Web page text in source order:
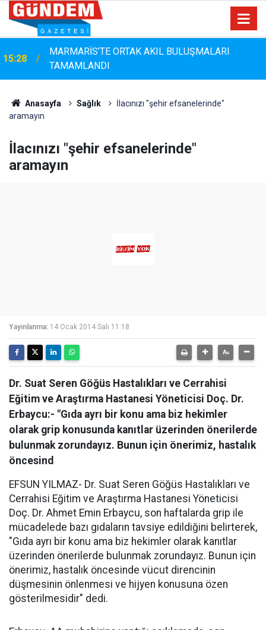
MARMARİS’TE ORTAK AKIL BULUŞMALARI
TAMAMLANDI
14:44
Marmaris'te Çam Ağaçlarına Güvenli Dokunuş:
Budama Çalışmaları Sürüyor
Anasayfa Sağlık
İlacınızı "şehir efsanelerinde"
aramayın
İlacınızı "şehir efsanelerinde"
aramayın
Yayınlanma: 14 Ocak 2014 Salı 11:18
Dr. Suat Seren Göğüs Hastalıkları ve Cerrahisi
Eğitim ve Araştırma Hastanesi Yöneticisi Doç. Dr.
Erbaycu:- "Gıda ayrı bir konu ama biz hekimler
olarak grip konusunda kanıtlar üzerinden önerilerde
bulunmak zorundayız. Bunun için önerimiz, hastalık
öncesind
EFSUN YILMAZ- Dr. Suat Seren Göğüs Hastalıkları ve
Cerrahisi Eğitim ve Araştırma Hastanesi Yöneticisi
Doç. Dr. Ahmet Emin Erbaycu, son haftalarda grip ile
mücadelede bazı gıdaların tavsiye edildiğini belirterek,
"Gıda ayrı bir konu ama biz hekimler olarak kanıtlar
üzerinden önerilerde bulunmak zorundayız. Bunun için
önerimiz, hastalık öncesinde vücut direncinin
düşmesinin önlenmesi ve hijyen konusuna özen
gösterilmesidir" dedi.